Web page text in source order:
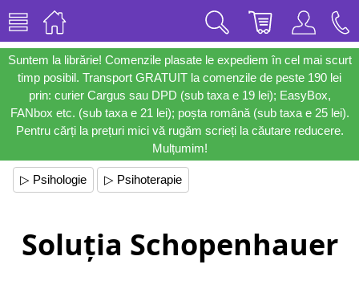
Suntem la librărie! Comenzile plasate le expediem în cel mai scurt
timp posibil. Transport GRATUIT la comenzile de peste 190 lei
prin: curier Cargus sau DPD (sub taxa e 19 lei); EasyBox,
FANbox etc. (sub taxa e 21 lei); poșta română (sub taxa e 25 lei).
Pentru cărți la prețuri mici vă rugăm scrieți la căutare reducere.
Mulțumim!
▷ Psihologie ▷ Psihoterapie
Soluția Schopenhauer